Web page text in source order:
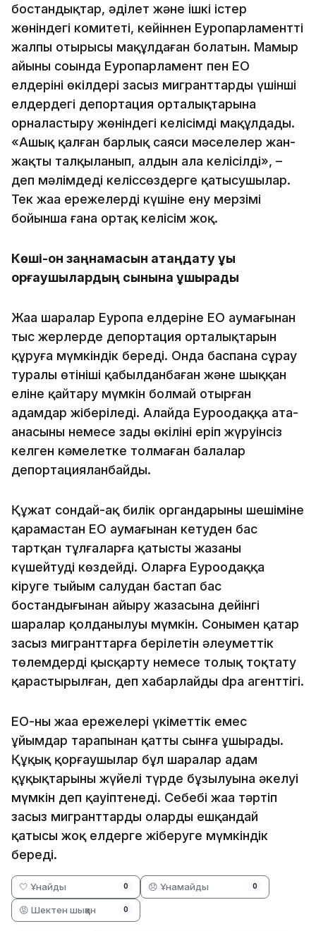
бостандықтар, әділет және ішкі істер
жөніндегі комитеті, кейіннен Еуропарламенттің
жалпы отырысы мақұлдаған болатын. Мамыр
айының соңында Еуропарламент пен ЕО
елдерінің өкілдері заңсыз мигранттарды үшінші
елдердегі депортация орталықтарына
орналастыру жөніндегі келісімді мақұлдады.
«Ашық қалған барлық саяси мәселелер жан-
жақты талқыланып, алдын ала келісілді», –
деп мәлімдеді келіссөздерге қатысушылар.
Тек жаңа ережелердің күшіне ену мерзімі
бойынша ғана ортақ келісім жоқ.
Көші-қон заңнамасын қатаңдату құқық
қорғаушылардың сынына ұшырады
Жаңа шаралар Еуропа елдеріне ЕО аумағынан
тыс жерлерде депортация орталықтарын
құруға мүмкіндік береді. Онда баспана сұрау
туралы өтініші қабылданбаған және шыққан
еліне қайтару мүмкін болмай отырған
адамдар жіберіледі. Алайда Еуроодаққа ата-
анасының немесе заңды өкілінің еріп жүруінсіз
келген кәмелетке толмаған балалар
депортацияланбайды.
Құжат сондай-ақ билік органдарының шешіміне
қарамастан ЕО аумағынан кетуден бас
тартқан тұлғаларға қатысты жазаны
күшейтуді көздейді. Оларға Еуроодаққа
кіруге тыйым салудан бастап бас
бостандығынан айыру жазасына дейінгі
шаралар қолданылуы мүмкін. Сонымен қатар
заңсыз мигранттарға берілетін әлеуметтік
төлемдерді қысқарту немесе толық тоқтату
қарастырылған, деп хабарлайды dpa агенттігі.
ЕО-ның жаңа ережелері үкіметтік емес
ұйымдар тарапынан қатты сынға ұшырады.
Құқық қорғаушылар бұл шаралар адам
құқықтарының жүйелі түрде бұзылуына әкелуі
мүмкін деп қауіптенеді. Себебі жаңа тәртіп
заңсыз мигранттарды олардың ешқандай
қатысы жоқ елдерге жіберуге мүмкіндік
береді.
🤍 Ұнайды 0 😞 Ұнамайды 0
😡 Шектен шыққан 0